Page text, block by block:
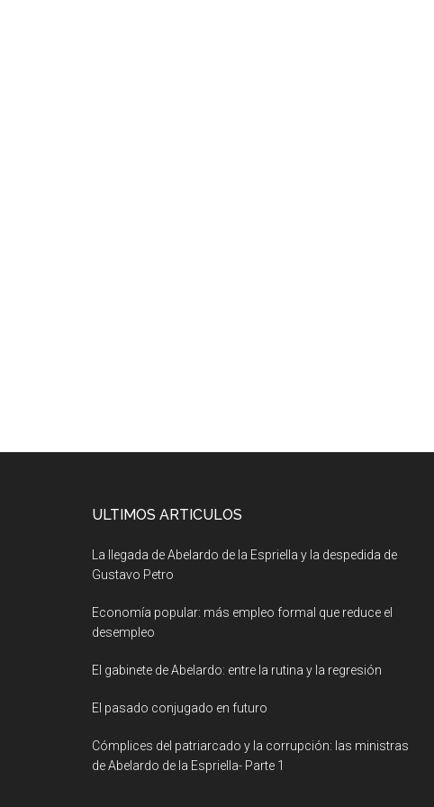
ULTIMOS ARTICULOS
La llegada de Abelardo de la Espriella y la despedida de
Gustavo Petro
Economía popular: más empleo formal que reduce el
desempleo
El gabinete de Abelardo: entre la rutina y la regresión
El pasado conjugado en futuro
Cómplices del patriarcado y la corrupción: las ministras
de Abelardo de la Espriella- Parte 1